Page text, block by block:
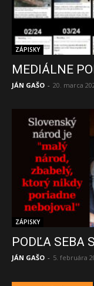
ZÁPISKY
MEDIÁLNE
JÁN GAŠO - 20. marca
ZÁPISKY
PODĽA SEBA
JÁN GAŠO - 5. februára